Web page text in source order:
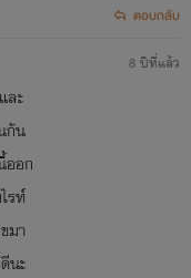
ตอบกลับ
ละ
กัน
ออก
รท์
มา
นะ
8 ปีที่แล้ว